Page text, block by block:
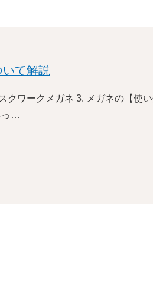
て解説
クワークメガネ 3. メガネの【使
っ…